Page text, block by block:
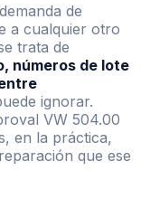
de
a cualquier otro
trata de
números de lote
ignorar.
VW 504.00
en la práctica,
que ese